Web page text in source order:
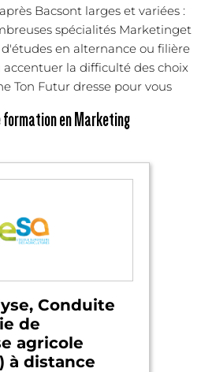
Bacsont larges et variées :
spécialités Marketinget
en alternance ou filière
la difficulté des choix
Ton Futur dresse pour vous
formation en Marketing
Conduite
de
agricole
à distance